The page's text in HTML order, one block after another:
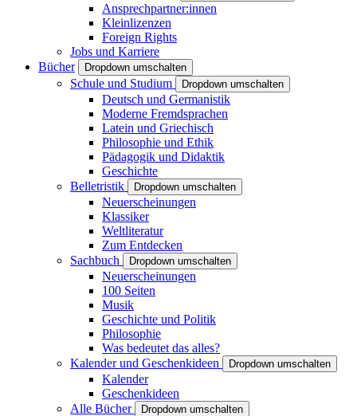
Ansprechpartner:innen
Kleinlizenzen
Foreign Rights
Jobs und Karriere
Bücher
Dropdown umschalten
Schule und Studium Dropdown umschalten
Deutsch und Germanistik
Moderne Fremdsprachen
Latein und Griechisch
Philosophie und Ethik
Pädagogik und Didaktik
Geschichte
Belletristik
Dropdown umschalten
Neuerscheinungen
Klassiker
Weltliteratur
Zum Entdecken
Sachbuch
Dropdown umschalten
Neuerscheinungen
100 Seiten
Musik
Geschichte und Politik
Philosophie
Was bedeutet das alles?
Kalender und Geschenkideen
Dropdown umschalten
Kalender
Geschenkideen
Alle Bücher
Dropdown umschalten